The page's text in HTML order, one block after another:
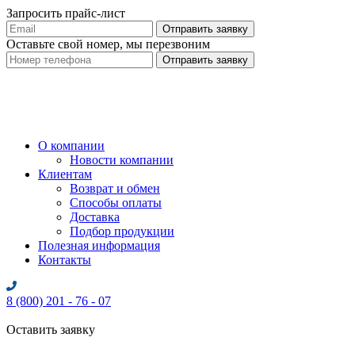
Запросить прайс-лист
Оставьте свой номер, мы перезвоним
О компании
Новости компании
Клиентам
Возврат и обмен
Способы оплаты
Доставка
Подбор продукции
Полезная информация
Контакты
8 (800) 201 - 76 - 07
Оставить заявку